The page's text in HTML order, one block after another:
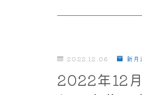
2022.12.06 新月
2022年12